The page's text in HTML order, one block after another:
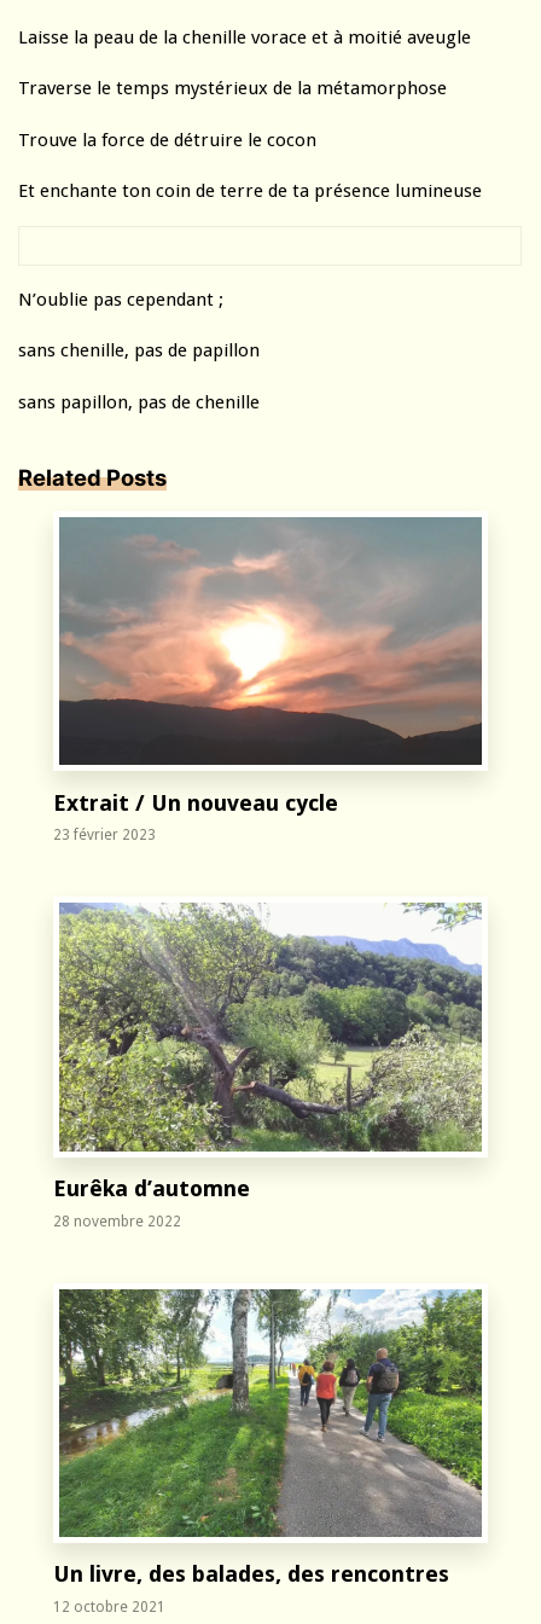
Laisse la peau de la chenille vorace et à moitié aveugle
Traverse le temps mystérieux de la métamorphose
Trouve la force de détruire le cocon
Et enchante ton coin de terre de ta présence lumineuse
N’oublie pas cependant ;
sans chenille, pas de papillon
sans papillon, pas de chenille
Related Posts
Extrait / Un nouveau cycle
23 février 2023
Eurêka d’automne
28 novembre 2022
Un livre, des balades, des rencontres
12 octobre 2021